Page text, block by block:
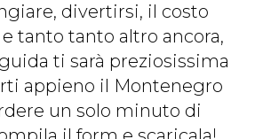
divertirsi, il costo
tanto tanto altro ancora,
ti sarà preziosissima
appieno il Montenegro
un solo minuto di